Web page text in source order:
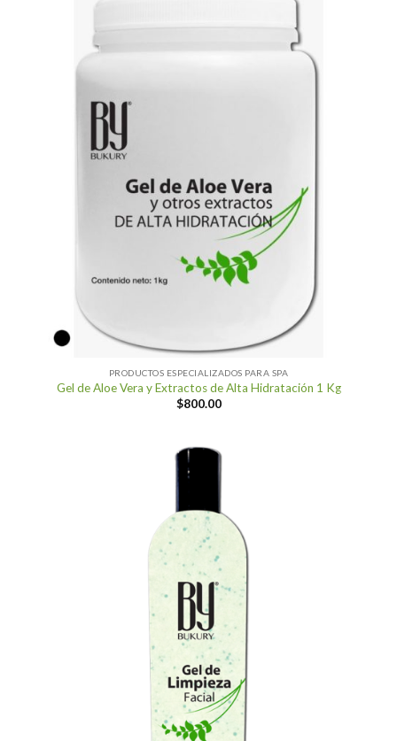
PRODUCTOS ESPECIALIZADOS PARA SPA
Gel de Aloe Vera y Extractos de Alta Hidratación 1 Kg
$800.00